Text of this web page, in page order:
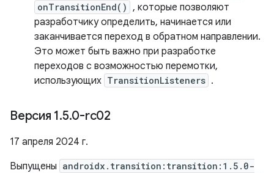
onTransitionEnd() , которые позволяют
разработчику определить, начинается или
заканчивается переход в обратном направлении.
Это может быть важно при разработке
переходов с возможностью перемотки,
использующих TransitionListeners .
Версия 1.5.0-rc02
17 апреля 2024 г.
Выпущены androidx.transition:transition:1.5.0-